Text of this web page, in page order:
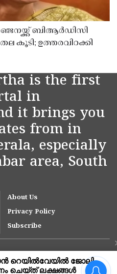
ബിആർഡിസി
കൂടി; ഉത്തരവിറക്കി
is the first
in
it brings you
from in
especially
area, South
About Us
Privacy Policy
Subscribe
1,65,000